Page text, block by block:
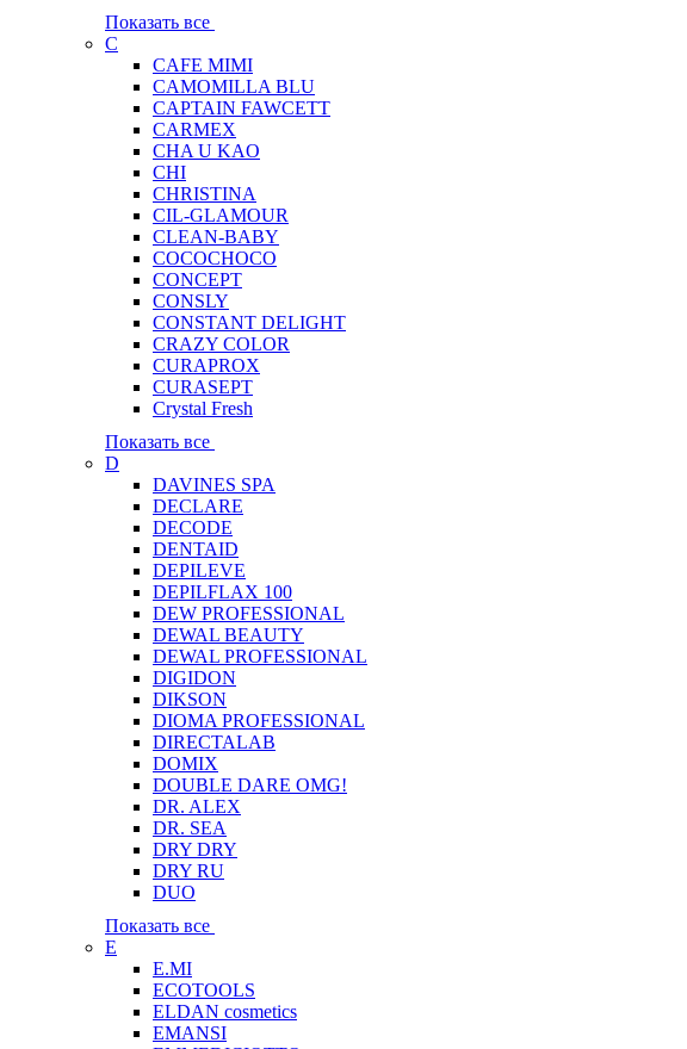
Показать все
C
CAFE MIMI
CAMOMILLA BLU
CAPTAIN FAWCETT
CARMEX
CHA U KAO
CHI
CHRISTINA
CIL-GLAMOUR
CLEAN-BABY
COCOCHOCO
CONCEPT
CONSLY
CONSTANT DELIGHT
CRAZY COLOR
CURAPROX
CURASEPT
Crystal Fresh
Показать все
D
DAVINES SPA
DECLARE
DECODE
DENTAID
DEPILEVE
DEPILFLAX 100
DEW PROFESSIONAL
DEWAL BEAUTY
DEWAL PROFESSIONAL
DIGIDON
DIKSON
DIOMA PROFESSIONAL
DIRECTALAB
DOMIX
DOUBLE DARE OMG!
DR. ALEX
DR. SEA
DRY DRY
DRY RU
DUO
Показать все
E
E.MI
ECOTOOLS
ELDAN cosmetics
EMANSI